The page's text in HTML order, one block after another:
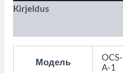
Kirjeldus
Модель
OCS-
A-1